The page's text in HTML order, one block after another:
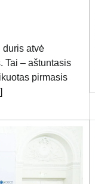
duris atvė
Tai – aštuntasis
pirmasis